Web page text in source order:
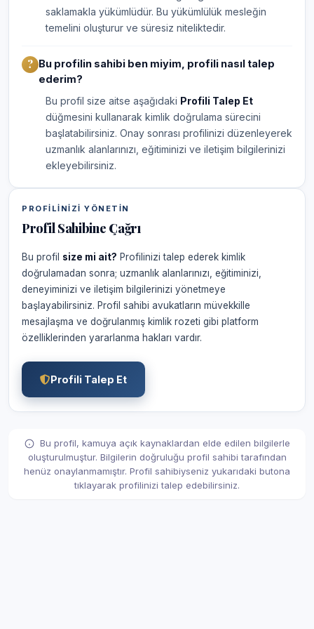
saklamakla yükümlüdür. Bu yükümlülük mesleğin
temelini oluşturur ve süresiz niteliktedir.
Bu profilin sahibi ben miyim, profili nasıl talep
ederim?
Bu profil size aitse aşağıdaki Profili Talep Et
düğmesini kullanarak kimlik doğrulama sürecini
başlatabilirsiniz. Onay sonrası profilinizi düzenleyerek
uzmanlık alanlarınızı, eğitiminizi ve iletişim bilgilerinizi
ekleyebilirsiniz.
PROFILINIZI YÖNETIN
Profil Sahibine Çağrı
Bu profil size mi ait? Profilinizi talep ederek kimlik
doğrulamadan sonra; uzmanlık alanlarınızı, eğitiminizi,
deneyiminizi ve iletişim bilgilerinizi yönetmeye
başlayabilirsiniz. Profil sahibi avukatların müvekkille
mesajlaşma ve doğrulanmış kimlik rozeti gibi platform
özelliklerinden yararlanma hakları vardır.
Profili Talep Et
Bu profil, kamuya açık kaynaklardan elde edilen bilgilerle
oluşturulmuştur. Bilgilerin doğruluğu profil sahibi tarafından
henüz onaylanmamıştır. Profil sahibiyseniz yukarıdaki butona
tıklayarak profilinizi talep edebilirsiniz.